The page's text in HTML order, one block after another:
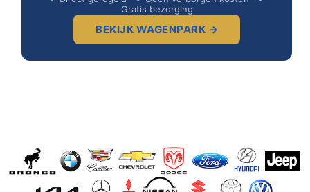
Gratis bezorging
BEKIJK WAGENPARK →